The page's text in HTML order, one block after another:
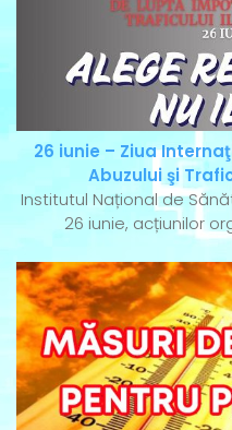
26 iunie – Ziua
Abuzului şi
Institutul Național de
26 iunie, acțiunilor